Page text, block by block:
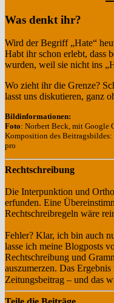
Was denkt ihr?
Wird der Begriff „Hate“
Habt ihr schon erlebt, dass
wurden, weil sie nicht ins
Wo zieht ihr die Grenze?
lasst uns diskutieren, ganz
Bildinformationen:
Foto: Norbert Beck, mit Google
Komposition des
pro
Rechtschreibung
Die Interpunktion und
erfunden. Eine
Rechtschreibregeln wäre
Fehler? Klar, ich bin auch
lasse ich meine Blogposts
Rechtschreibung und
auszumerzen. Das
Zeitungsbeitrag – und das